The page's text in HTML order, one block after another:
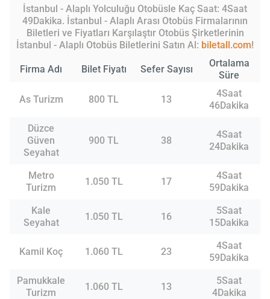
İstanbul - Alaplı Yolculuğu Otobüsle Kaç Saat: 4Saat
49Dakika. İstanbul - Alaplı Arası Otobüs Firmalarının
Biletleri ve Fiyatları Karşılaştır Otobüs Şirketlerinin
İstanbul - Alaplı Otobüs Biletlerini Satın Al: biletall.com!
Firma Adı Bilet Fiyatı Sefer Sayısı
Ortalama
Süre
As Turizm 800 TL 13
4Saat
46Dakika
Düzce
Güven
Seyahat
900 TL 38
4Saat
24Dakika
Metro
Turizm
1.050 TL 17
4Saat
59Dakika
Kale
Seyahat
1.050 TL 16
5Saat
15Dakika
Kamil Koç 1.060 TL 23
4Saat
59Dakika
Pamukkale
Turizm
1.060 TL 13
5Saat
4Dakika